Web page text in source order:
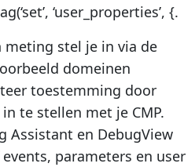
‘user_properties’, {.
meting stel je in via de
domeinen
toestemming door
te stellen met je CMP.
Assistant en DebugView
parameters en user